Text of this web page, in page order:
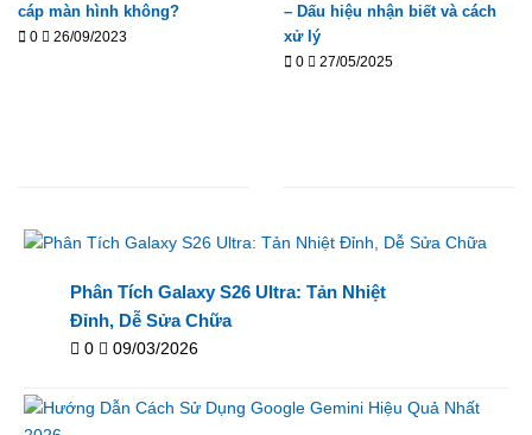
cáp màn hình không?
0 26/09/2023
– Dấu hiệu nhận biết và cách
xử lý
0 27/05/2025
Phân Tích Galaxy S26 Ultra: Tản Nhiệt
Đỉnh, Dễ Sửa Chữa
0 09/03/2026